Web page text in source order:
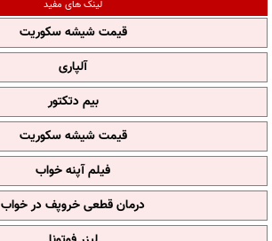
لینک های مفید
قیمت شیشه سکوریت
آلپاری
بیم دتکتور
قیمت شیشه سکوریت
فیلم آپنه خواب
درمان قطعی خروپف در خواب